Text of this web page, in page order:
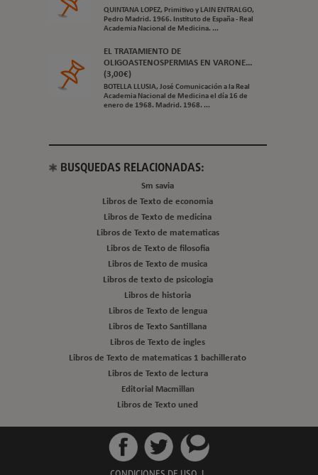
QUINTANA LOPEZ, Primitivo y LAIN ENTRALGO,
Pedro Madrid. 1966. Instituto de España - Real
Academia Nacional de Medicina. ...
EL TRATAMIENTO DE
OLIGOASTENOSPERMIAS EN VARONE...
(3,00€)
BOTELLA LLUSIA, José Comunicación a la Real
Academia Nacional de Medicina el día 16 de
enero de 1968. Madrid. 1968. ...
BUSQUEDAS RELACIONADAS:
Sm savia
Libros de Texto de economia
Libros de Texto de medicina
Libros de Texto de matematicas
Libros de Texto de filosofia
Libros de Texto de musica
Libros de texto de psicologia
Libros de historia
Libros de Texto de lengua
Libros de Texto Santillana
Libros de Texto de ingles
Libros de Texto de matematicas 1 bachillerato
Libros de Texto de lectura
Editorial Macmillan
Libros de Texto uned